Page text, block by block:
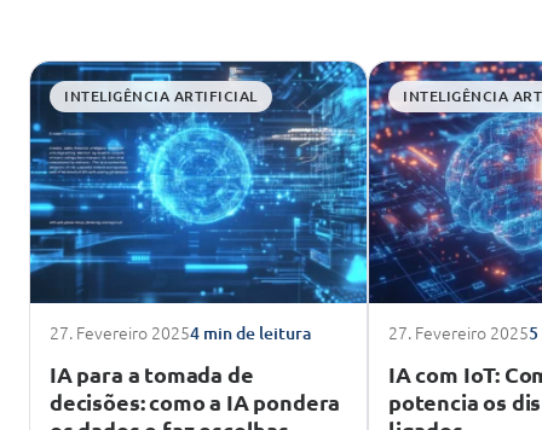
INTELIGÊNCIA ARTIFICIAL
27. Fevereiro 20254 min de leitura
IA para a tomada de
decisões: como a IA pondera
INTELIGÊNCIA
27. Fevereiro 2025
IA com IoT:
potencia os